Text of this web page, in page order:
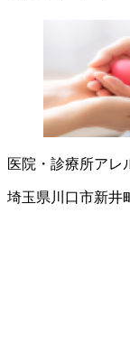
医院・診療所アレ
埼玉県川口市新井